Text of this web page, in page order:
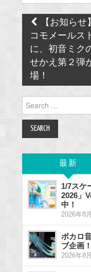
Post
navigation
【お知らせ
コモメールス
に、初音ミク
せかえ第２弾
場！
for:
最新
1/7スケ
2026」
中！
2026年8
ボカロ
ブ企画！
2026年8